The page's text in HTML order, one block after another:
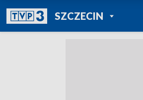
SZCZECINPOWRÓT DO
TVP REGIONY